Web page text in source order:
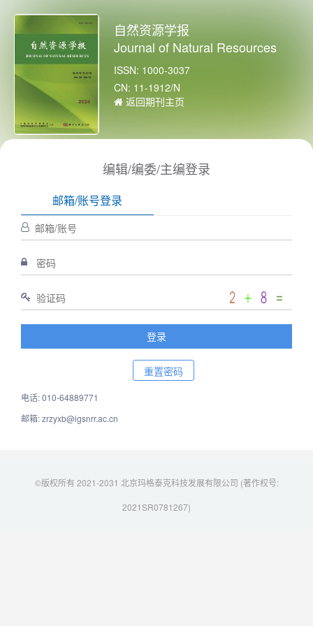
自然资源学报
Journal of Natural Resources
ISSN: 1000-3037
CN: 11-1912/N
返回期刊主页
编辑/编委/主编登录
邮箱/账号登录
电话: 010-64889771
邮箱: zrzyxb@igsnrr.ac.cn
©版权所有 2021-2031 北京玛格泰克科技发展有限公司 (著作权号:
2021SR0781267)